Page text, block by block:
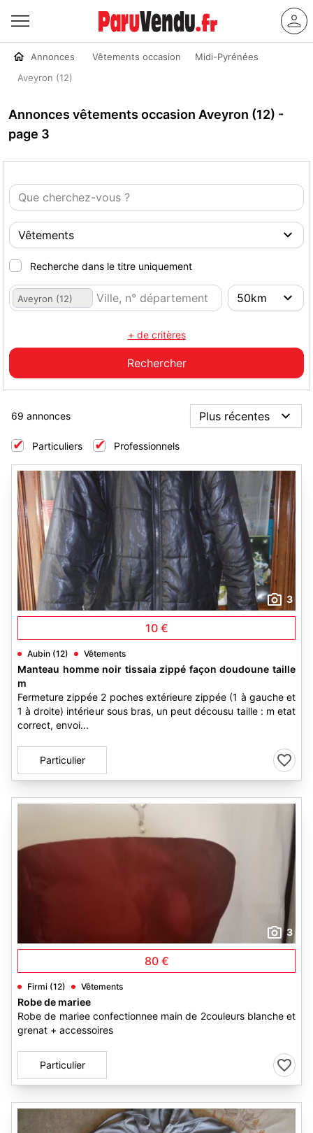
Annonces Vêtements occasion
Midi-Pyrénées
Aveyron (12)
Annonces vêtements occasion Aveyron (12) -
page 3
Recherche dans le titre uniquement
Aveyron (12)
+ de critères
69 annonces
Particuliers Professionnels
3
10 €
Aubin (12) Vêtements
Manteau homme noir tissaia zippé façon doudoune taille
m
Fermeture zippée 2 poches extérieure zippée (1 à gauche et
1 à droite) intérieur sous bras, un peut décousu taille : m etat
correct, envoi...
Particulier
3
80 €
Firmi (12) Vêtements
Robe de mariee
Robe de mariee confectionnee main de 2couleurs blanche et
grenat + accessoires
Particulier